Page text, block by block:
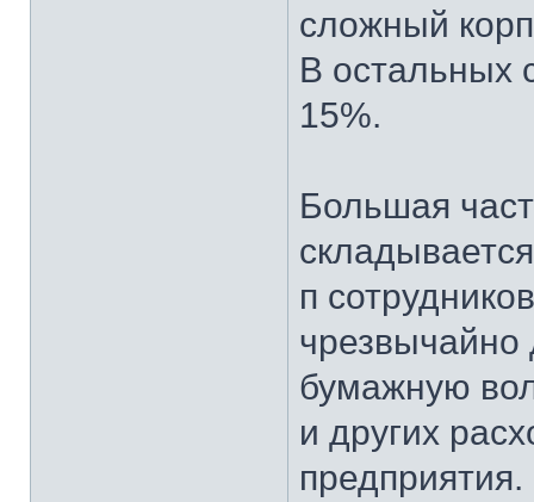
сложный
В остальных
15%.
Большая
п
чрезвычайно
бумажную
и других
предприятия.